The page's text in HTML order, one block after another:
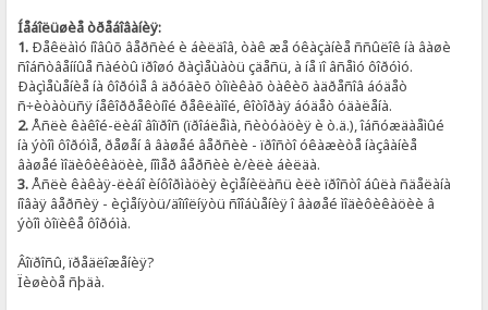
Íåáîëüøèå òðåáîâàíèÿ:
1. Ðåêëàìó íîâûõ âåðñèé è áèëäîâ, òàê æå óêàçàíèå ññûëîê íà âàøè
ñîáñòâåííûå ñàéòû ïðîøó ðàçìåùàòü çäåñü, à íå ïî âñåìó ôîðóìó.
Ðàçìåùåíèå íà ôîðóìå â äðóãèõ òîïèêàõ òàêèõ àäðåñîâ áóäåò
ñ÷èòàòüñÿ íåêîððåêòíîé ðåêëàìîé, êîòîðàÿ áóäåò óäàëåíà.
2.Åñëè êàêîé-ëèáî âîïðîñ (ïðîáëåìà, ñèòóàöèÿ è ò.ä.), îáñóæäàåìûé
íà ýòîì ôîðóìå, ðåøåí â âàøåé âåðñèè - ïðîñòî óêàæèòå íàçâàíèå
âàøåé ìîäèôèêàöèè, íîìåð âåðñèè è/èëè áèëäà.
3.Åñëè êàêàÿ-ëèáî èíôîðìàöèÿ èçìåíèëàñü èëè ïðîñòî áûëà ñäåëàíà
íîâàÿ âåðñèÿ - èçìåíÿòü/äîïîëíÿòü ñîîáùåíèÿ î âàøåé ìîäèôèêàöèè â
ýòîì òîïèêå ôîðóìà.
Âîïðîñû, ïðåäëîæåíèÿ?
Ïèøèòå ñþäà.